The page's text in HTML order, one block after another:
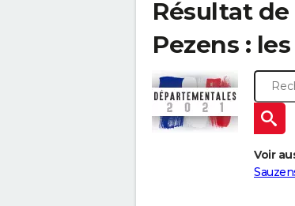
Résultat
Pezens :
Voir